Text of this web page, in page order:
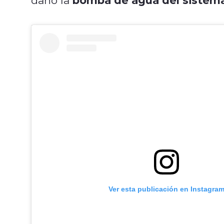
Ver esta publicación en Instagram